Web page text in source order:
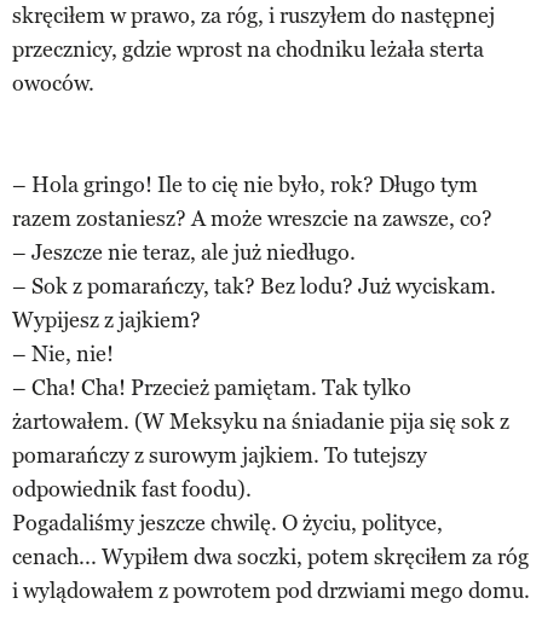
skręciłem w prawo, za róg, i ruszyłem do następnej
przecznicy, gdzie wprost na chodniku leżała sterta
owoców.
– Hola gringo! Ile to cię nie było, rok? Długo tym
razem zostaniesz? A może wreszcie na zawsze, co?
– Jeszcze nie teraz, ale już niedługo.
– Sok z pomarańczy, tak? Bez lodu? Już wyciskam.
Wypijesz z jajkiem?
– Nie, nie!
– Cha! Cha! Przecież pamiętam. Tak tylko
żartowałem. (W Meksyku na śniadanie pija się sok z
pomarańczy z surowym jajkiem. To tutejszy
odpowiednik fast foodu).
Pogadaliśmy jeszcze chwilę. O życiu, polityce,
cenach... Wypiłem dwa soczki, potem skręciłem za róg
i wylądowałem z powrotem pod drzwiami mego domu.